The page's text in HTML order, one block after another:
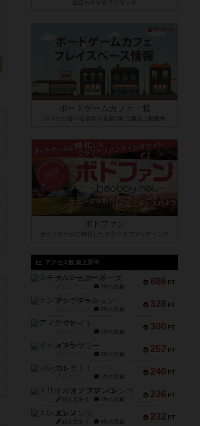
総合おすすめランキング
ボードゲームカフェ一覧
ボドゲが遊べる店舗を全国500店舗以上掲載中
ボドファン
ボードゲームに特化したクラウドファンディング
アクセス数 急上昇中
686 PT
スチームローラーズ
2件の投稿
326 PT
テンプテーション
2件の投稿
300 PT
アマナイト
1件の投稿
257 PT
ギャンブラー
2件の投稿
240 PT
コレクト！
1件の投稿
236 PT
トリオンフ ア マレンゴ
紹介文あり 1件の投稿
232 PT
エレメンツ
紹介文あり 4件の投稿